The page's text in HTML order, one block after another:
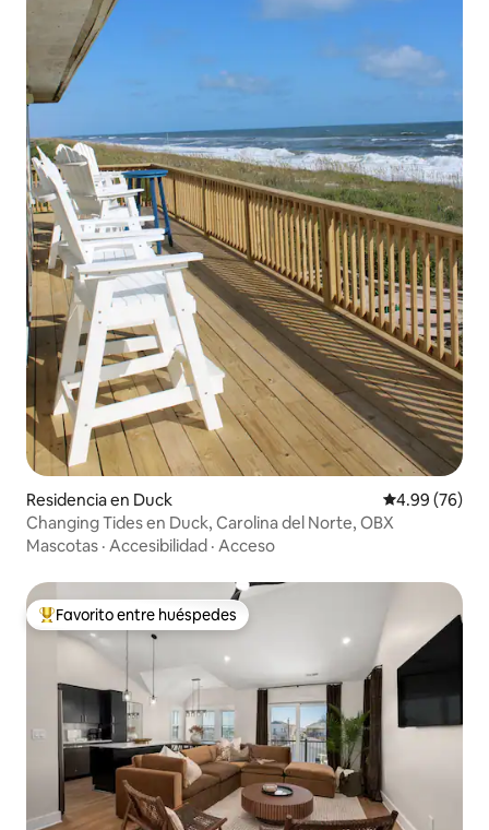
Residencia en Duck Calificación
4.99 (76)
Changing Tides en Duck, Carolina del Norte, OBX
Mascotas · Accesibilidad · Acceso
De los mejores en Favorito entre huéspedes
Favorito entre huéspedes